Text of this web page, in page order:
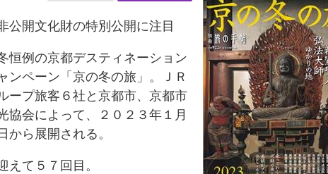
公開文化財の特別公開に注目
恒例の京都デスティネーション
ンペーン「京の冬の旅」。ＪＲ
ープ旅客６社と京都市、京都市
協会によって、２０２３年１月
から展開される。
えて５７回目。